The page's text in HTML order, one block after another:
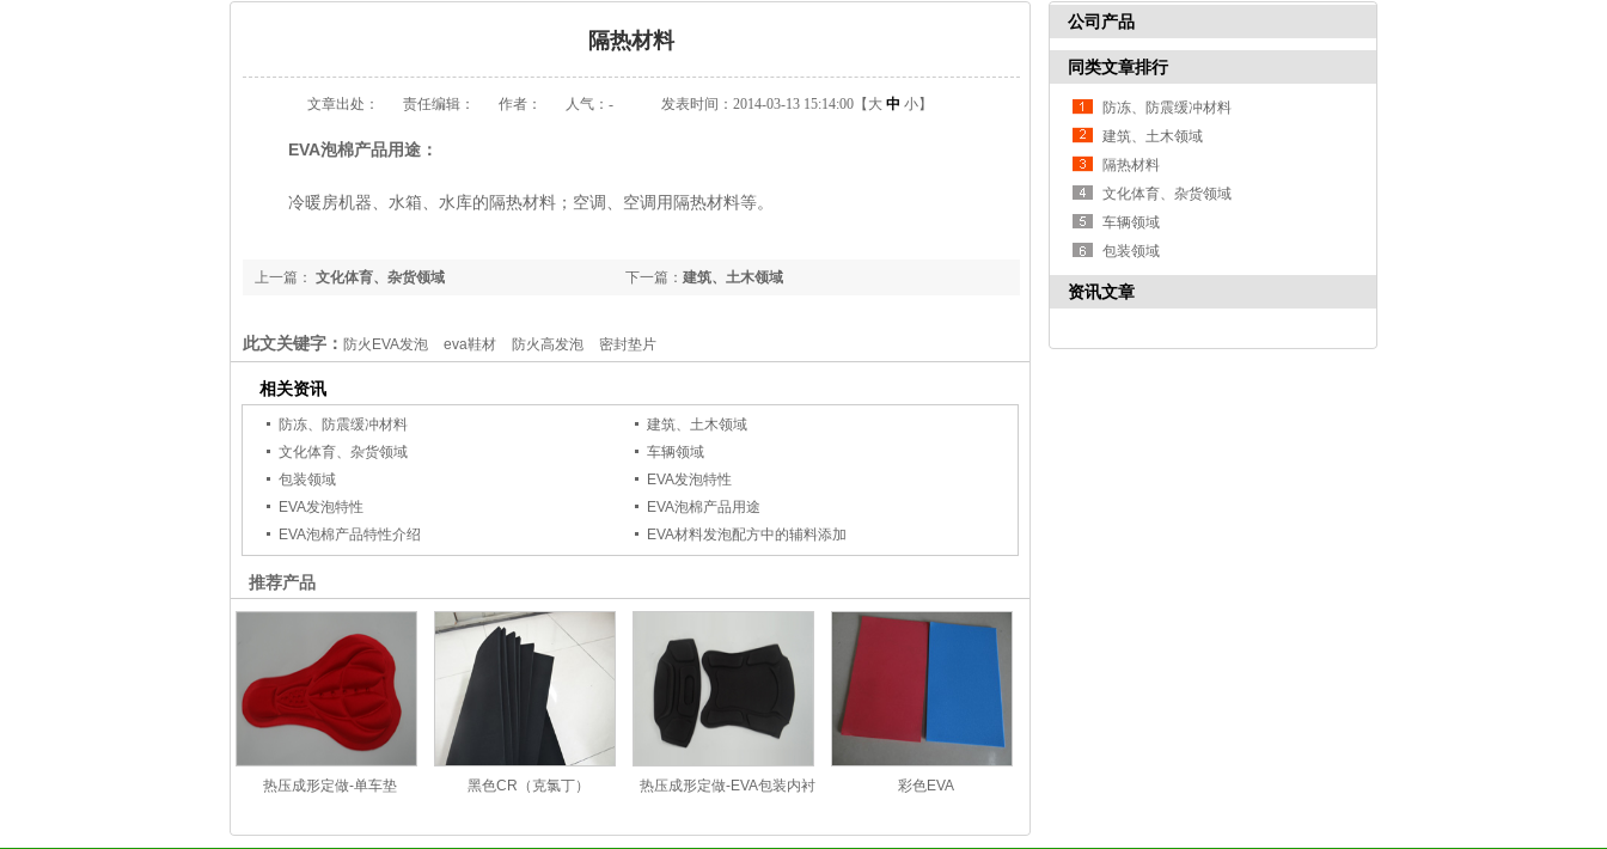
隔热材料
文章出处： 责任编辑： 作者： 人气： - 发表时间：2014-03-13 15:14:00【 大 中 小】
EVA泡棉产品用途：
冷暖房机器、水箱、水库的隔热材料；空调、空调用隔热材料等。
下一篇： 建筑、土木领域
上一篇： 文化体育、杂货领域
此文关键字： 防火EVA发泡 eva鞋材 防火高发泡 密封垫片
相关资讯
防冻、防震缓冲材料
建筑、土木领域
文化体育、杂货领域
车辆领域
包装领域
EVA发泡特性
EVA发泡特性
EVA泡棉产品用途
EVA泡棉产品特性介绍
EVA材料发泡配方中的辅料添加
推荐产品
热压成形定做-单车垫 黑色CR（克氯丁） 热压成形定做-EVA包装内衬 彩色EVA
公司产品
同类文章排行
防冻、防震缓冲材料
建筑、土木领域
隔热材料
文化体育、杂货领域
车辆领域
包装领域
资讯文章